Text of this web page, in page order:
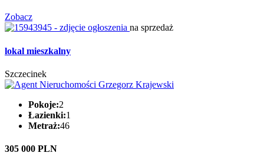
Zobacz
na sprzedaż
lokal mieszkalny
Szczecinek
Pokoje:2
Łazienki:1
Metraż:46
305 000 PLN